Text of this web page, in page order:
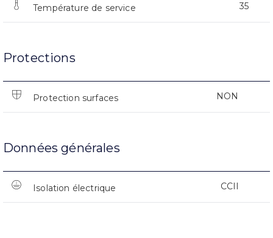
Température de service 35
Protections
Protection surfaces NON
Données générales
Isolation électrique CCII